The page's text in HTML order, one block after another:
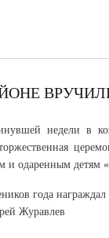
недели в
торжественная
и одаренным детям
года
Журавлев